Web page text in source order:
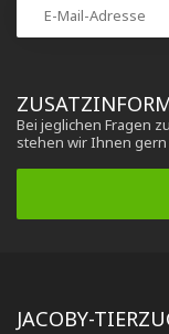
Bei jeglichen Fragen
stehen wir Ihnen
JACOBY-